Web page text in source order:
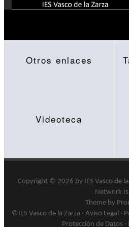
Otros enlaces
Videoteca
Copyright © 2026 by IES Vasco de
Network
Theme by
©IES Vasco de la Zarza · Aviso Legal·
Protección de Datos ·